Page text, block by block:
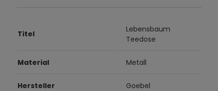
Titel
Lebensbaum
Teedose
Material Metall
Hersteller Goebel